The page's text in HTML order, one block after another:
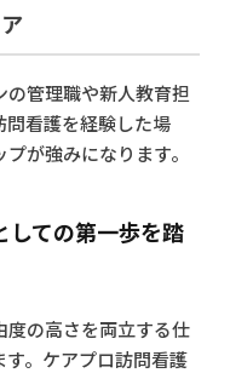
の管理職や新人教育担
問看護を経験した場
が強みになります。
しての第一歩を踏
度の高さを両立する仕
。ケアプロ訪問看護